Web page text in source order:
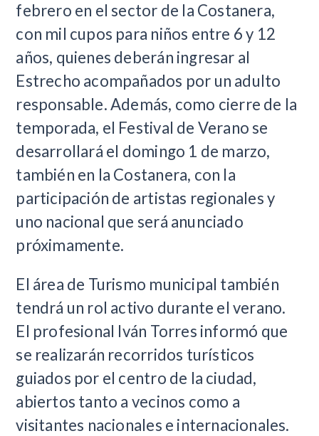
febrero en el sector de la Costanera,
con mil cupos para niños entre 6 y 12
años, quienes deberán ingresar al
Estrecho acompañados por un adulto
responsable. Además, como cierre de la
temporada, el Festival de Verano se
desarrollará el domingo 1 de marzo,
también en la Costanera, con la
participación de artistas regionales y
uno nacional que será anunciado
próximamente.
El área de Turismo municipal también
tendrá un rol activo durante el verano.
El profesional Iván Torres informó que
se realizarán recorridos turísticos
guiados por el centro de la ciudad,
abiertos tanto a vecinos como a
visitantes nacionales e internacionales.